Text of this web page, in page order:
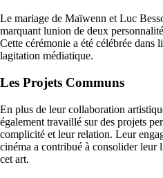
Le mariage de Maïwenn et Luc
marquant lunion de deux
Cette cérémonie a été célébrée
lagitation médiatique.
Les Projets Communs
En plus de leur collaboration
également travaillé sur des projets
complicité et leur relation. Leur
cinéma a contribué à consolider leur
cet art.